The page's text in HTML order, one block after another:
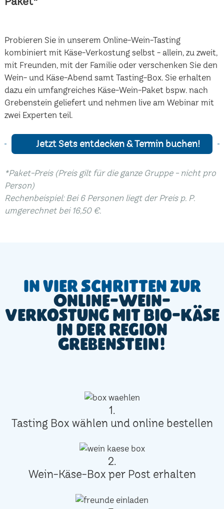
Probieren Sie in unserem Online-Wein-Tasting
kombiniert mit Käse-Verkostung selbst - allein, zu zweit,
mit Freunden, mit der Familie oder verschenken Sie den
Wein- und Käse-Abend samt Tasting-Box. Sie erhalten
dazu ein umfangreiches Käse-Wein-Paket bspw. nach
Grebenstein geliefert und nehmen live am Webinar mit
zwei Experten teil.
Jetzt Sets entdecken & Termin buchen!
*Paket-Preis (Preis gilt für die ganze Gruppe - nicht pro
Person)
Rechenbeispiel: Bei 6 Personen liegt der Preis p. P.
umgerechnet bei 16,50 €.
In vier Schritten zur
Online-Wein-
Verkostung mit Bio-Käse
in der Region
Grebenstein!
1.
Tasting Box wählen und online bestellen
2.
Wein-Käse-Box per Post erhalten